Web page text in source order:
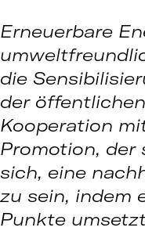
Erneuerbare
die
der
Kooperation
Promotion,
sich, eine
zu sein, indem
Punkte